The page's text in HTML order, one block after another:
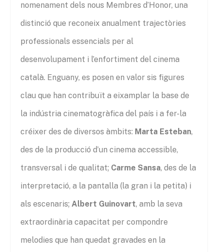
nomenament dels nous Membres d’Honor, una
distinció que reconeix anualment trajectòries
professionals essencials per al
desenvolupament i l’enfortiment del cinema
català. Enguany, es posen en valor sis figures
clau que han contribuït a eixamplar la base de
la indústria cinematogràfica del país i a fer-la
créixer des de diversos àmbits: Marta Esteban,
des de la producció d’un cinema accessible,
transversal i de qualitat; Carme Sansa, des de la
interpretació, a la pantalla (la gran i la petita) i
als escenaris;Albert Guinovart, amb la seva
extraordinària capacitat per compondre
melodies que han quedat gravades en la